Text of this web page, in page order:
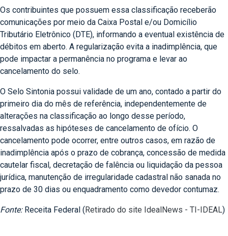
Os contribuintes que possuem essa classificação receberão
comunicações por meio da Caixa Postal e/ou Domicílio
Tributário Eletrônico (DTE), informando a eventual existência de
débitos em aberto. A regularização evita a inadimplência, que
pode impactar a permanência no programa e levar ao
cancelamento do selo.
O Selo Sintonia possui validade de um ano, contado a partir do
primeiro dia do mês de referência, independentemente de
alterações na classificação ao longo desse período,
ressalvadas as hipóteses de cancelamento de ofício. O
cancelamento pode ocorrer, entre outros casos, em razão de
inadimplência após o prazo de cobrança, concessão de medida
cautelar fiscal, decretação de falência ou liquidação da pessoa
jurídica, manutenção de irregularidade cadastral não sanada no
prazo de 30 dias ou enquadramento como devedor contumaz.
Fonte:Receita Federal (Retirado do site IdealNews - TI-IDEAL)